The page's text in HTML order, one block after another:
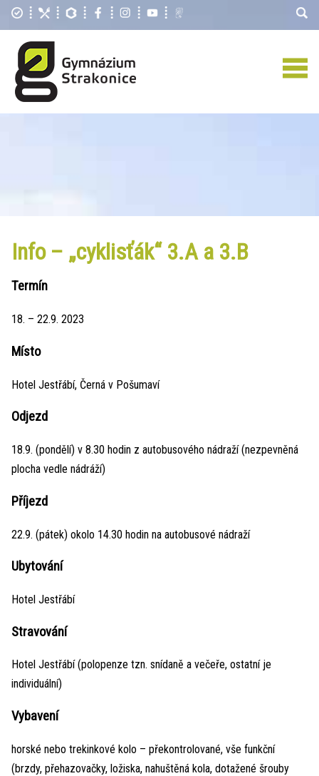
Info – „cyklisťák“ 3.A a 3.B
Termín
18. – 22.9. 2023
Místo
Hotel Jestřábí, Černá v Pošumaví
Odjezd
18.9. (pondělí) v 8.30 hodin z autobusového nádraží (nezpevněná
plocha vedle nádráží)
Příjezd
22.9. (pátek) okolo 14.30 hodin na autobusové nádraží
Ubytování
Hotel Jestřábí
Stravování
Hotel Jestřábí (polopenze tzn. snídaně a večeře, ostatní je
individuální)
Vybavení
horské nebo trekinkové kolo – překontrolované, vše funkční
(brzdy, přehazovačky, ložiska, nahuštěná kola, dotažené šrouby